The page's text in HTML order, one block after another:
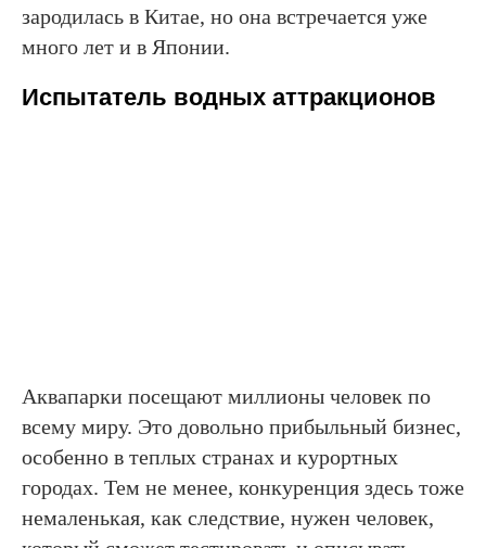
зародилась в Китае, но она встречается уже
много лет и в Японии.
Испытатель водных аттракционов
Аквапарки посещают миллионы человек по
всему миру. Это довольно прибыльный бизнес,
особенно в теплых странах и курортных
городах. Тем не менее, конкуренция здесь тоже
немаленькая, как следствие, нужен человек,